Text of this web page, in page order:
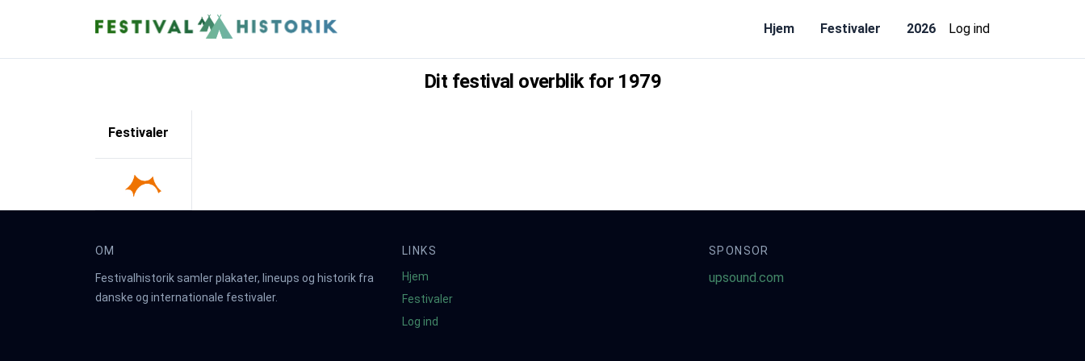
Hjem Festivaler 2026 Log ind
Dit festival overblik for 1979
Festivaler
OM
Festivalhistorik samler plakater, lineups og historik fra
danske og internationale festivaler.
LINKS
Hjem
Festivaler
Log ind
SPONSOR
upsound.com